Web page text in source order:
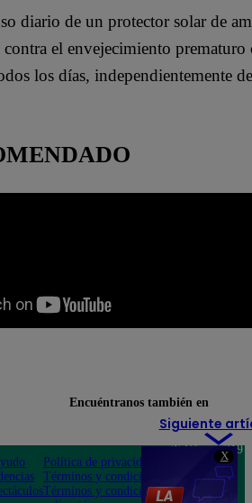
X
diario de un protector solar de
el envejecimiento
los días, independientemente
Siguiente
Encuéntranos también en
Política de privacidad
Términos y condiciones
Términos y condiciones
Teléfono: 219
Av. San
Felipe 968